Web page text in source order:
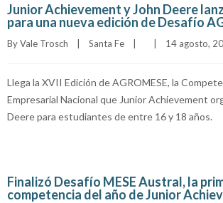
Junior Achievement y John Deere
para una nueva edición de Desafío
By Vale Trosch Santa Fe 14 agosto,
Llega la XVII Edición de AGROMESE, la
Empresarial Nacional que Junior Achievement
Deere para estudiantes de entre 16 y 18 años.
Finalizó Desafío MESE Austral, la
competencia del año de Junior